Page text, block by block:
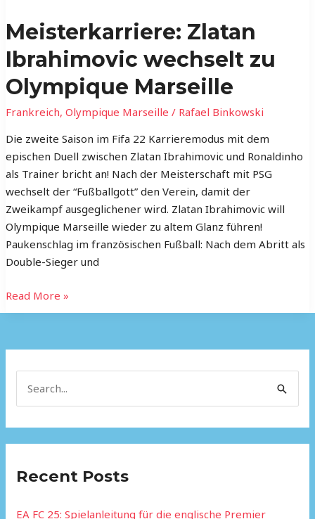
Meisterkarriere: Zlatan
Ibrahimovic wechselt zu
Olympique Marseille
Frankreich,Olympique Marseille / Rafael Binkowski
Die zweite Saison im Fifa 22 Karrieremodus mit dem
epischen Duell zwischen Zlatan Ibrahimovic und Ronaldinho
als Trainer bricht an! Nach der Meisterschaft mit PSG
wechselt der “Fußballgott” den Verein, damit der
Zweikampf ausgeglichener wird. Zlatan Ibrahimovic will
Olympique Marseille wieder zu altem Glanz führen!
Paukenschlag im französischen Fußball: Nach dem Abritt als
Double-Sieger und
Ibrahimovic
zu
Olympique
Marseille
Read More »
c
Recent Posts
EA FC 25: Spielanleitung für die englische Premier